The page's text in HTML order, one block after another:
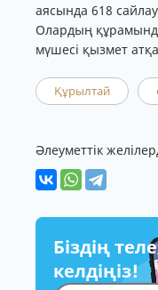
аясында 618
Олардың
мүшесі қызмет
Құрылтай
Әлеуметтік
Біздің
келдіңіз!